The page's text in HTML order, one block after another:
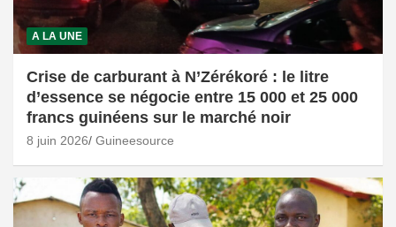
A LA UNE
Crise de carburant à N’Zérékoré : le litre
d’essence se négocie entre 15 000 et 25 000
francs guinéens sur le marché noir
8 juin 2026 Guineesource